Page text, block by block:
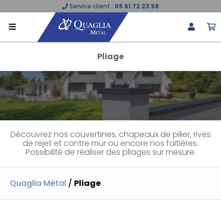
Service client : 05 61 72 23 59
Pliage
Découvrez nos couvertines, chapeaux de pilier, rives
de rejet et contre mur ou encore nos faitières.
Possibilité de réaliser des pliages sur mesure.
Quaglia Métal / Pliage